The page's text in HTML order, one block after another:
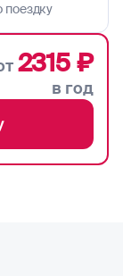
2315 ₽
в год
поездку